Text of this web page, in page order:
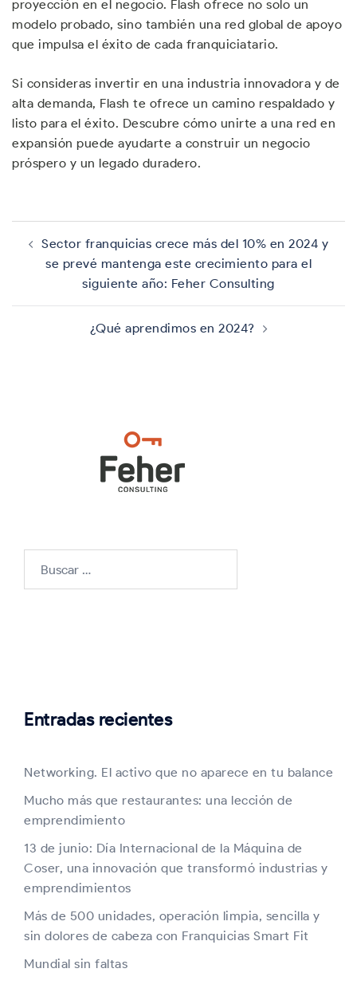
proyección en el negocio. Flash ofrece no solo un
modelo probado, sino también una red global de apoyo
que impulsa el éxito de cada franquiciatario.
Si consideras invertir en una industria innovadora y de
alta demanda, Flash te ofrece un camino respaldado y
listo para el éxito. Descubre cómo unirte a una red en
expansión puede ayudarte a construir un negocio
próspero y un legado duradero.
Navegación
de
entradas
Sector franquicias crece más del 10% en 2024 y
se prevé mantenga este crecimiento para el
siguiente año: Feher Consulting
¿Qué aprendimos en 2024?
Entradas recientes
Networking. El activo que no aparece en tu balance
Mucho más que restaurantes: una lección de
emprendimiento
13 de junio: Día Internacional de la Máquina de
Coser, una innovación que transformó industrias y
emprendimientos
Más de 500 unidades, operación limpia, sencilla y
sin dolores de cabeza con Franquicias Smart Fit
Mundial sin faltas